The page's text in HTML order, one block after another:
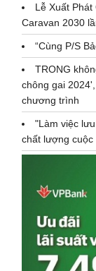
Lễ Xuất
Caravan 2030
“Cùng P/S
TRONG
chông gai
chương trình
"Làm việc
chất lượng cuộc